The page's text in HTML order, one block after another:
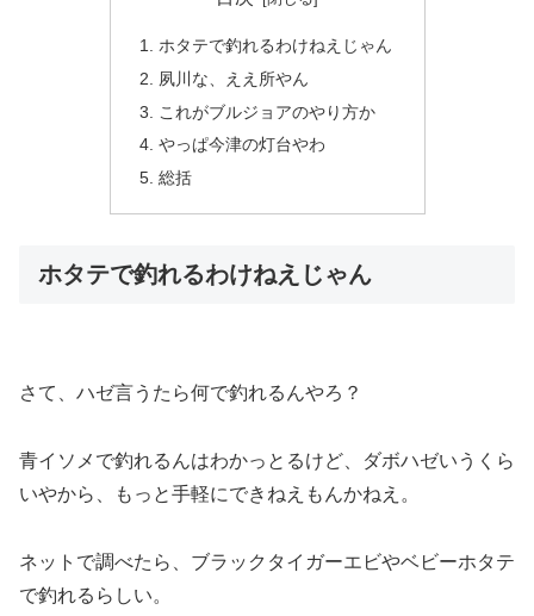
ホタテで釣れるわけねえじゃん
夙川な、ええ所やん
これがブルジョアのやり方か
やっぱ今津の灯台やわ
総括
ホタテで釣れるわけねえじゃん
さて、ハゼ言うたら何で釣れるんやろ？
青イソメで釣れるんはわかっとるけど、ダボハゼいうくら
いやから、もっと手軽にできねえもんかねえ。
ネットで調べたら、ブラックタイガーエビやベビーホタテ
で釣れるらしい。